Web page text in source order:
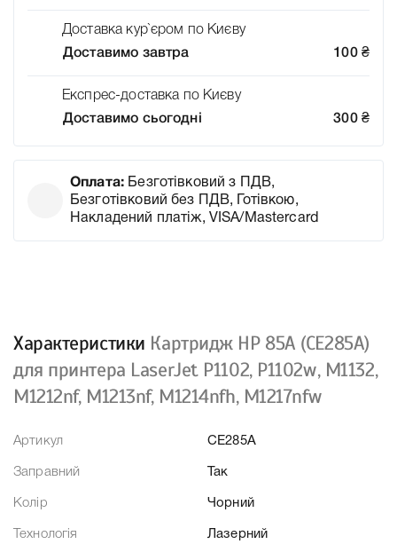
Доставка кур`єром по Києву
Доставимо завтра
100 ₴
Експрес-доставка по Києву
Доставимо сьогодні
300 ₴
Оплата: Безготівковий з ПДВ,
Безготівковий без ПДВ, Готівкою,
Накладений платіж, VISA/Mastercard
Характеристики Картридж HP 85A (CE285A)
для принтера LaserJet P1102, P1102w, M1132,
M1212nf, M1213nf, M1214nfh, M1217nfw
Артикул CE285A
Заправний Так
Колір Чорний
Технологія Лазерний